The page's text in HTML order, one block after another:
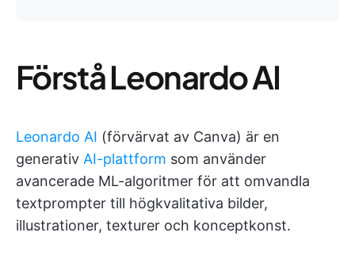
Förstå Leonardo AI
Leonardo AI (förvärvat av Canva) är en
generativ AI-plattform som använder
avancerade ML-algoritmer för att omvandla
textprompter till högkvalitativa bilder,
illustrationer, texturer och konceptkonst.